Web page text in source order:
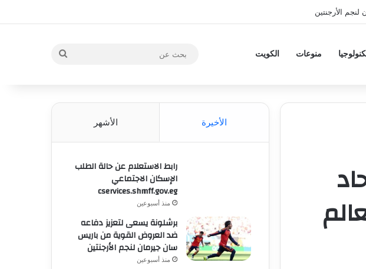
الأرجنتين
منوعات الكويت
بحث
الأخيرة الأشهر
رابط الاستعلام عن حالة الطلب
الإسكان الاجتماعي
cservices.shmff.gov.eg
منذ أسبوعين
برشلونة يسعى لتعزيز دفاعه
ضد العروض القوية من باريس
سان جيرمان لنجم الأرجنتين
منذ أسبوعين